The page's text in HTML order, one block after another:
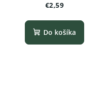
€2,59
Do košíka